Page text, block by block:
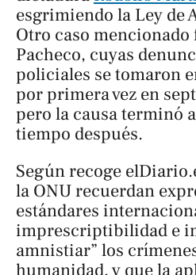
esgrimiendo la Ley de
Otro caso mencionado
Pacheco, cuyas
policiales se tomaron
por primera vez en
pero la causa terminó
tiempo después.
Según recoge
la ONU recuerdan
estándares
imprescriptibilidad e
amnistiar” los
humanidad, y que la